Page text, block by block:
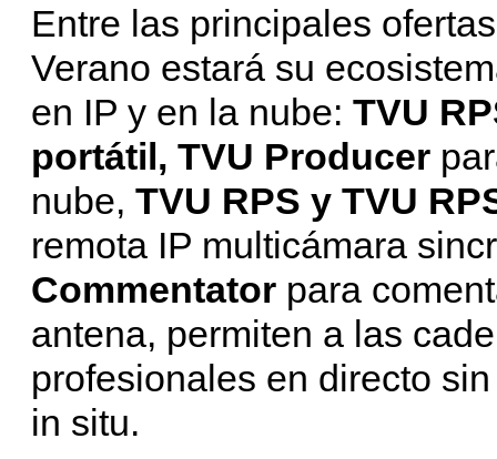
Entre las principales
Verano estará su
en IP y en la nube: TVU
portátil, TVU Producer
nube, TVU RPS y TVU
remota IP multicámara
Commentator para
antena, permiten a las
profesionales en directo
in situ.